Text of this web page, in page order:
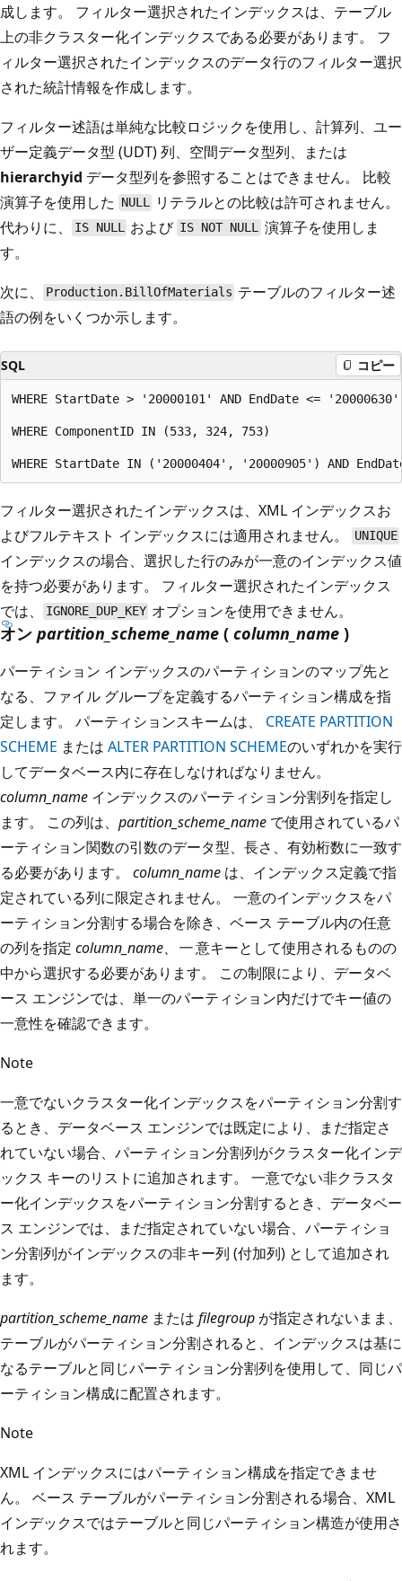
成します。 フィルター選択されたインデックスは、テーブル
上の非クラスター化インデックスである必要があります。 フ
ィルター選択されたインデックスのデータ行のフィルター選択
された統計情報を作成します。
フィルター述語は単純な比較ロジックを使用し、計算列、ユー
ザー定義データ型 (UDT) 列、空間データ型列、または
hierarchyid データ型列を参照することはできません。 比較
演算子を使用した
NULL リテラルとの比較は許可されません。
代わりに、
IS NULL および IS NOT NULL 演算子を使用しま
す。
次に、
Production.BillOfMaterials テーブルのフィルター述
語の例をいくつか示します。
SQL コピー
WHERE StartDate > '20000101' AND EndDate <= '20000630'
WHERE ComponentID IN (533, 324, 753)
フィルター選択されたインデックスは、XML インデックスお
よびフルテキスト インデックスには適用されません。
UNIQUE
インデックスの場合、選択した行のみが一意のインデックス値
を持つ必要があります。 フィルター選択されたインデックス
では、
IGNORE_DUP_KEY オプションを使用できません。
オン partition_scheme_name ( column_name )
パーティション インデックスのパーティションのマップ先と
なる、ファイル グループを定義するパーティション構成を指
定します。 パーティションスキームは、 CREATE PARTITION
SCHEME または ALTER PARTITION SCHEMEのいずれかを実行
してデータベース内に存在しなければなりません。
column_name インデックスのパーティション分割列を指定し
ます。 この列は、 partition_scheme_name で使用されているパ
ーティション関数の引数のデータ型、長さ、有効桁数に一致す
る必要があります。 column_name は、インデックス定義で指
定されている列に限定されません。 一意のインデックスをパ
ーティション分割する場合を除き、ベース テーブル内の任意
の列を指定 column_name、一意キーとして使用されるものの
中から選択する必要があります。 この制限により、データベ
ース エンジンでは、単一のパーティション内だけでキー値の
一意性を確認できます。
Note
一意でないクラスター化インデックスをパーティション分割す
るとき、データベース エンジンでは既定により、まだ指定さ
れていない場合、パーティション分割列がクラスター化インデ
ックス キーのリストに追加されます。 一意でない非クラスタ
ー化インデックスをパーティション分割するとき、データベー
ス エンジンでは、まだ指定されていない場合、パーティショ
ン分割列がインデックスの非キー列 (付加列) として追加され
ます。
partition_scheme_name または filegroup が指定されないまま、
テーブルがパーティション分割されると、インデックスは基に
なるテーブルと同じパーティション分割列を使用して、同じパ
ーティション構成に配置されます。
Note
XML インデックスにはパーティション構成を指定できませ
ん。 ベース テーブルがパーティション分割される場合、XML
インデックスではテーブルと同じパーティション構造が使用さ
れます。